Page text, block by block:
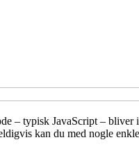
– typisk JavaScript –
kan du med nogle